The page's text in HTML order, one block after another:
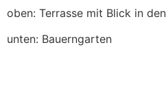
oben: Terrasse mit Blick in
unten: Bauerngarten